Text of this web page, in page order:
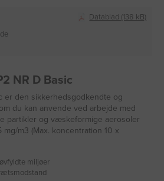
Datablad (138 kB)
NR D Basic
er den sikkerhedsgodkendte og
du kan anvende ved arbejde med
partikler og væskeformige aerosoler
m3 (Max. koncentration 10 x
miljøer